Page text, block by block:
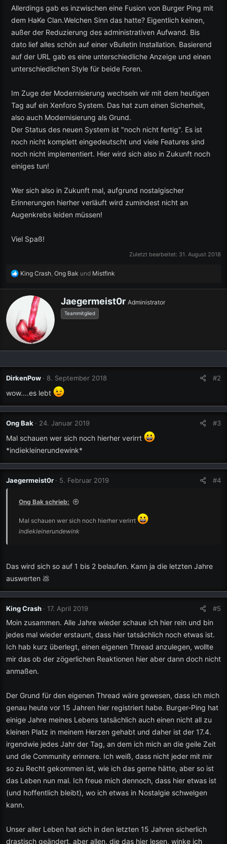
Allerdings gab es inzwischen eine Fusion von Burger Ping mit
dem HaKe Clan.Welchen Sinn das hatte? Eigentlich keinen,
außer der Reduzierung des administrativen Aufwand. Bis
dato lief alles schön auf einer vBulletin Installation. Basierend
auf der URL gab es eine unterschiedliche Anzeige und einen
unterschiedlichen Style für beide Foren.
Im Zuge der Modernisierung wechseln wir mit dem heutigen
Tag auf ein Xenforo System. Das hat zum einen Sicherheit,
also auch Modernisierung als Grund.
Der Status des neuen System ist "noch nicht fertig". Es ist
noch nicht komplett eingedeutscht und viele Features sind
noch nicht implementiert. Hier wird sich also in Zukunft noch
einiges tun!
Wer sich also in Zukunft mal, aufgrund nostalgischer
Erinnerungen hierher verläuft wird zumindest nicht an
Augenkrebs leiden müssen!
Viel Spaß!
Zuletzt bearbeitet: 31. August 2018
R
a
k
i
o
n
King Crash, Ong Bak und Mistfink
W
r
i
n
Jaegermeist0r Administrator
Teammitglied
DirkenPow 8. September 2018 #2
wow....es lebt
Ong Bak 24. Januar 2019 #3
Mal schauen wer sich noch hierher verirrt
*indiekleinerundewink*
Jaegermeist0r 5. Februar 2019 #4
Ong Bak schrieb:
Mal schauen wer sich noch hierher verirrt
indiekleinerundewink
Das wird sich so auf 1 bis 2 belaufen. Kann ja die letzten Jahre
auswerten 💩
King Crash 17. April 2019 #5
Moin zusammen. Alle Jahre wieder schaue ich hier rein und bin
jedes mal wieder erstaunt, dass hier tatsächlich noch etwas ist.
Ich hab kurz überlegt, einen eigenen Thread anzulegen, wollte
mir das ob der zögerlichen Reaktionen hier aber dann doch nicht
anmaßen.
Der Grund für den eigenen Thread wäre gewesen, dass ich mich
genau heute vor 15 Jahren hier registriert habe. Burger-Ping hat
einige Jahre meines Lebens tatsächlich auch einen nicht all zu
kleinen Platz in meinem Herzen gehabt und daher ist der 17.4.
irgendwie jedes Jahr der Tag, an dem ich mich an die geile Zeit
und die Community erinnere. Ich weiß, dass nicht jeder mit mir
so zu Recht gekommen ist, wie ich das gerne hätte, aber so ist
das Leben nun mal. Ich freue mich dennoch, dass hier etwas ist
(und hoffentlich bleibt), wo ich etwas in Nostalgie schwelgen
kann.
Unser aller Leben hat sich in den letzten 15 Jahren sicherlich
drastisch geändert, aber allen, die das hier lesen, winke ich